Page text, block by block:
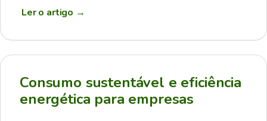
Ler o artigo →
Consumo sustentável e eficiência
energética para empresas